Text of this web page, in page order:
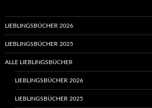
LIEBLINGSBÜCHER 2026
LIEBLINGSBÜCHER 2025
ALLE LIEBLINGSBÜCHER
LIEBLINGSBÜCHER 2026
LIEBLINGSBÜCHER 2025